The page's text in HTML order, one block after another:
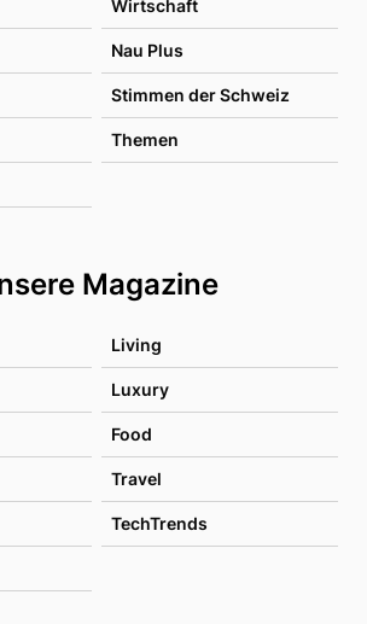
Wirtschaft
Nau Plus
Stimmen der Schweiz
Themen
Magazine
Living
Luxury
Food
Travel
TechTrends